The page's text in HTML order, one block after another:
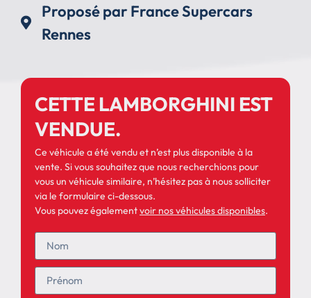
Proposé par France Supercars
Rennes
CETTE LAMBORGHINI EST
VENDUE.
Ce véhicule a été vendu et n’est plus disponible à la
vente. Si vous souhaitez que nous recherchions pour
vous un véhicule similaire, n’hésitez pas à nous solliciter
via le formulaire ci-dessous.
Vous pouvez égalementvoir nos véhicules disponibles.